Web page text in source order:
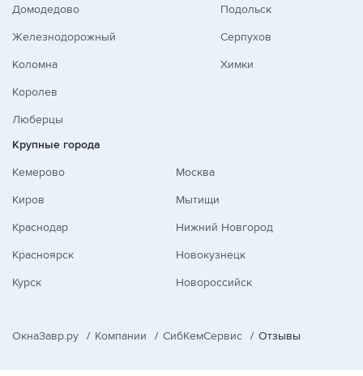
Домодедово
Железнодорожный
Коломна
Королев
Люберцы
Подольск
Серпухов
Химки
Крупные города
Кемерово
Киров
Краснодар
Красноярск
Курск
Москва
Мытищи
Нижний Новгород
Новокузнецк
Новороссийск
ОкнаЗавр.ру / Компании / СибКемСервис / Отзывы